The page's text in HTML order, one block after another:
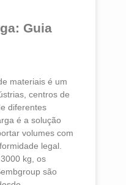
Guia
materiais é um
centros de
diferentes
é a solução
volumes com
legal.
kg, os
são